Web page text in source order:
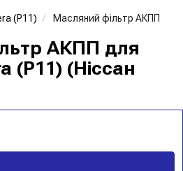
(P11) Масляний фільтр АКПП
АКПП для
(P11) (Ніссан